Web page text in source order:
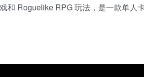
和 Roguelike RPG 玩法，是一款单